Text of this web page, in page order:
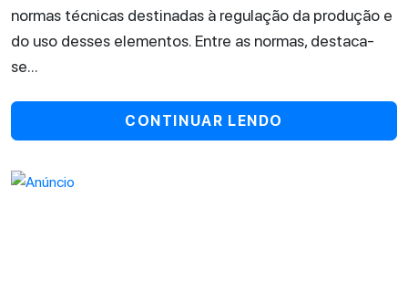
normas técnicas destinadas à regulação da produção e
do uso desses elementos. Entre as normas, destaca-
se...
CONTINUAR LENDO